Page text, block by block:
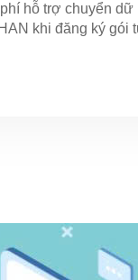
hỗ trợ chuyển
khi đăng ký gói